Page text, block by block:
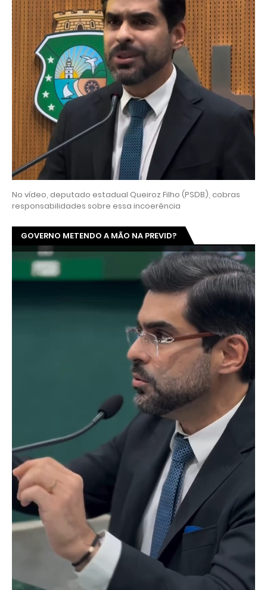
No vídeo, deputado estadual Queiroz Filho (PSDB), cobras
responsabilidades sobre essa incoerência
GOVERNO METENDO A MÃO NA PREVID?